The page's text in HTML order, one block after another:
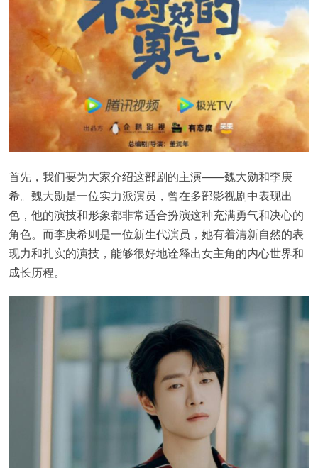
首先，我们要为大家介绍这部剧的主演——魏大勋和李庚
希。魏大勋是一位实力派演员，曾在多部影视剧中表现出
色，他的演技和形象都非常适合扮演这种充满勇气和决心的
角色。而李庚希则是一位新生代演员，她有着清新自然的表
现力和扎实的演技，能够很好地诠释出女主角的内心世界和
成长历程。